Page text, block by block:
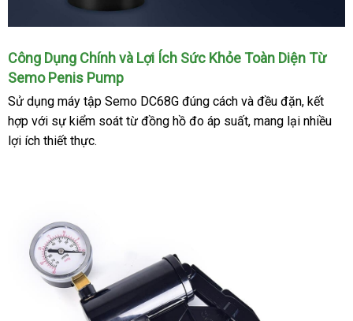
Công Dụng Chínhcao
cấp
và Lợi Ích Sức Khỏe Toàn Diện Từ
Semo Penis Pump
Sử dụng máy tập Semo DC68G đúng cách showroom
và đều đặnkhách
hàng
, kết
hợp đắt
nhất
với sự kiểm soát từ đồng hồ đo áp suấtlớn
, mang lại nhiều
lợi ích thiết thực.